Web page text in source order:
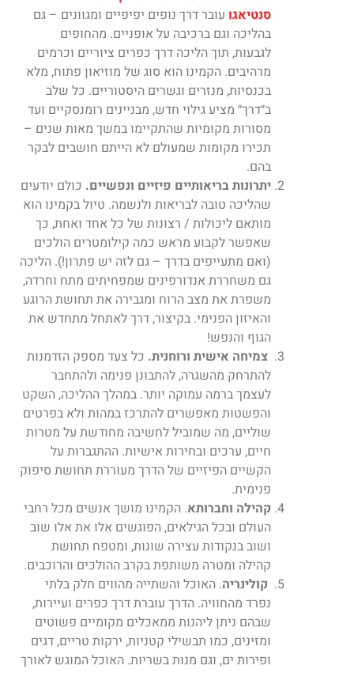
סנטיאגו עובר דרך נופים יפיפיים ומגוונים – גם
בהליכה וגם ברכיבה על אופניים. מהחופים
לגבעות, תוך הליכה דרך כפרים ציוריים וכרמים
מרהיבים. הקמינו הוא סוג של מוזיאון פתוח, מלא
בכנסיות, מנזרים וגשרים היסטוריים. כל שלב
ב״דרך״ מציע גילוי חדש, מבניינים רומנסקיים ועד
מסורות מקומיות שהתקיימו במשך מאות שנים –
תכירו מקומות שמעולם לא הייתם חושבים לבקר
בהם.
יתרונות בריאותיים פיזיים ונפשיים. כולם יודעים
שהליכה טובה לבריאות ולנשמה. טיול בקמינו הוא
מותאם ליכולות / רצונות של כל אחד ואחת, כך
שאפשר לקבוע מראש כמה קילומטרים הולכים
(ואם מתעייפים בדרך – גם לזה יש פתרון!). הליכה
גם משחררת אנדורפינים שמפחיתים מתח וחרדה,
משפרת את מצב הרוח ומגבירה את תחושתהרוגע
והאיזון הפנימי. בקיצור, דרך לאתחל מתחדש את
הגוף והנפש!
צמיחה אישית ורוחנית. כל צעד מספק הזדמנות
להתרחק מהשגרה, להתבונן פנימה ולהתחבר
לעצמך ברמה עמוקה יותר. במהלך ההליכה, השקט
והפשטות מאפשרים להתרכז במהות ולא בפרטים
שוליים, מה שמוביל לחשיבה מחודשת על מטרות
חיים, ערכים ובחירות אישיות. ההתגברות על
הקשיים הפיזיים של הדרך מעוררת תחושת סיפוק
פנימית.
קהילה וחברותא. הקמינו מושך אנשים מכל רחבי
העולם ובכל הגילאים, הפוגשים אלו את אלו שוב
ושוב בנקודות עצירה שונות, ומטפח תחושת
קהילה ומטרה משותפת בקרב ההולכים והרוכבים.
קולינריה. האוכל והשתייה מהווים חלק בלתי
נפרד מהחוויה. הדרך עוברת דרך כפרים ועיירות,
שבהם ניתן ליהנות ממאכלים מקומיים פשוטים
ומזינים, כמו תבשילי קטניות, ירקות טריים, דגים
ופירות ים, וגם מנות בשריות. האוכל המוגש לאורך